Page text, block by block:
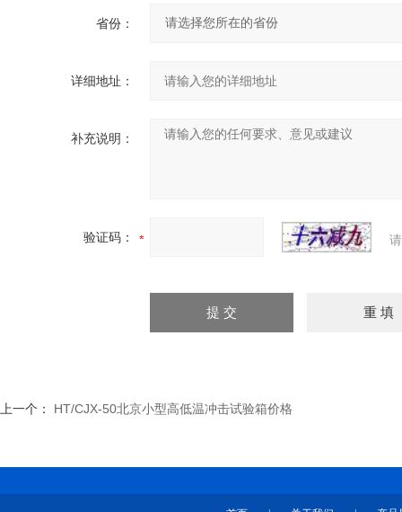
省份：
详细地址：
补充说明：
验证码：
上一个： HT/CJX-50北京小型高低温冲击试验箱价格